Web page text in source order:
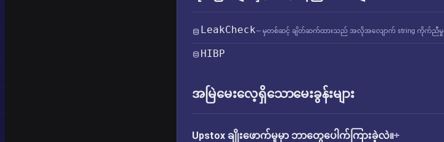
LeakCheck— မှတစ်ဆင့် ချိတ်ဆက်ထားသည် အလိုအလျောက် string ကိုက်ညီမှု
HIBP
အမြဲမေးလေ့ရှိသောမေးခွန်းများ
Upstox ချိုးဖောက်မှုမှာ ဘာတွေပေါက်ကြားခဲ့လဲ။